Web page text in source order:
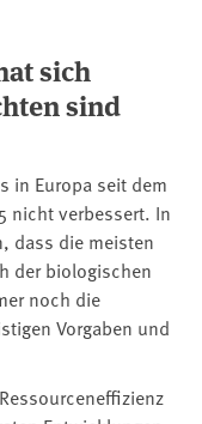
sich
sind
in Europa seit dem
nicht verbessert. In
dass die meisten
der biologischen
noch die
Vorgaben und